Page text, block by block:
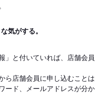
気がする。
」と付いていれば、店舗会員
ら店舗会員に申し込むことは
ード、メールアドレスが分か